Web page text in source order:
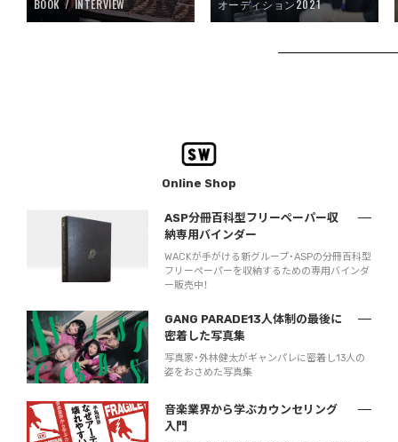
BOOK INTERVIEW オーディション2021
Online Shop
ASP分冊百科型フリーペーパー収
納専用バインダー
WACKが手がける新グループ・ASPの分冊百科型
フリーペーパーを収納するための専用バインダ
ー販売中！
GANG PARADE13人体制の最後に
密着した写真集
写真家・外林健太がギャンパレに密着し13人の
姿をおさめた写真集
音楽業界から学ぶカウンセリング
入門